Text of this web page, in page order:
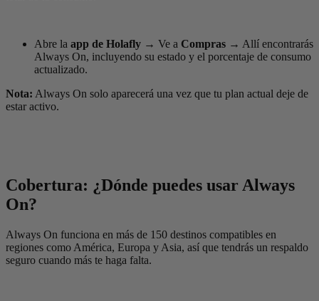
Abre la app de Holafly → Ve a Compras → Allí encontrarás
Always On, incluyendo su estado y el porcentaje de consumo
actualizado.
Nota: Always On solo aparecerá una vez que tu plan actual deje de
estar activo.
Cobertura: ¿Dónde puedes usar Always
On?
Always On funciona en más de 150 destinos compatibles en
regiones como América, Europa y Asia, así que tendrás un respaldo
seguro cuando más te haga falta.